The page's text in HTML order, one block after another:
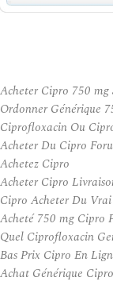
Acheter Cipro 750 mg
Ordonner Générique
Ciprofloxacin Ou
Acheter Du Cipro
Achetez Cipro
Acheter Cipro
Cipro Acheter Du
Acheté 750 mg Cipro
Quel Ciprofloxacin
Bas Prix Cipro En
Achat Générique